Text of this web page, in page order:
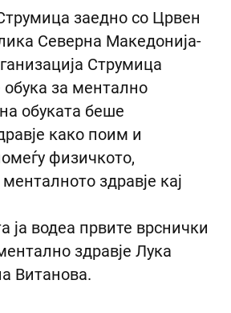
заедно со Црвен
Северна Македонија-
Струмица
за ментално
обуката беше
како поим и
физичкото,
здравје кај
ја водеа првите врснички
здравје Лука
Витанова.